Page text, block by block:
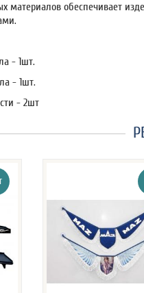
материалов обеспечивает
- 1шт.
- 1шт.
- 2шт